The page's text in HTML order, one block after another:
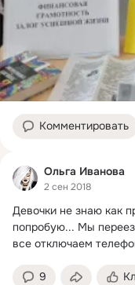
Комментировать
Ольга Иванова
2 сен 2018
Девочки не знаю как
попробую... Мы
все отключаем
9